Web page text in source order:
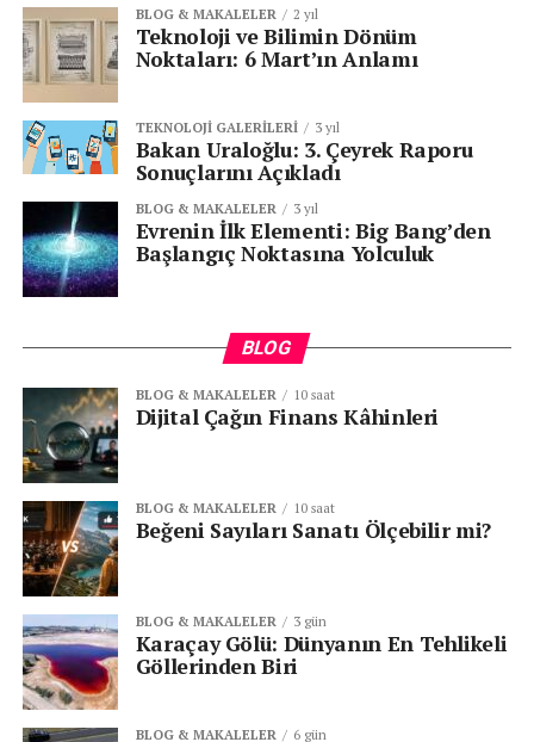
BLOG & MAKALELER 2 yıl
Teknoloji ve Bilimin Dönüm
Noktaları: 6 Mart’ın Anlamı
TEKNOLOJI GALERILERI 3 yıl
Bakan Uraloğlu: 3. Çeyrek Raporu
Sonuçlarını Açıkladı
BLOG & MAKALELER 3 yıl
Evrenin İlk Elementi: Big Bang’den
Başlangıç Noktasına Yolculuk
BLOG
BLOG & MAKALELER 10 saat
Dijital Çağın Finans Kâhinleri
BLOG & MAKALELER 10 saat
Beğeni Sayıları Sanatı Ölçebilir mi?
BLOG & MAKALELER 3 gün
Karaçay Gölü: Dünyanın En Tehlikeli
Göllerinden Biri
BLOG & MAKALELER 6 gün